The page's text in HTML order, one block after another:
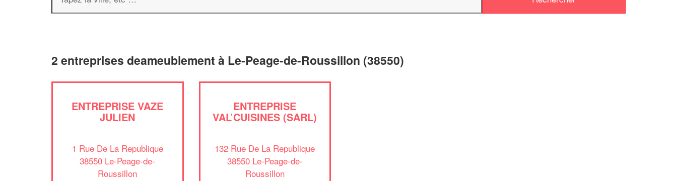
2 entreprises deameublement à Le-Peage-de-Roussillon (38550)
ENTREPRISE VAZE
JULIEN
1 Rue De La Republique
38550 Le-Peage-de-
Roussillon
ENTREPRISE
VAL’CUISINES (SARL)
132 Rue De La Republique
38550 Le-Peage-de-
Roussillon
Vous êtes un